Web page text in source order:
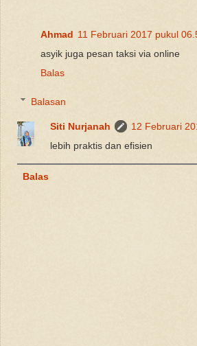
Ahmad 11 Februari 2017 pukul
asyik juga pesan taksi via online
Balas
Balasan
Siti Nurjanah
12 Februari
lebih praktis dan efisien
Balas